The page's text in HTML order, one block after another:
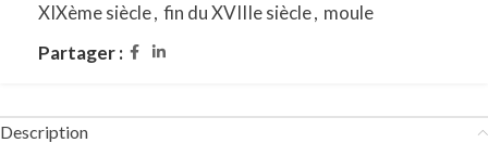
XIXème siècle, fin du XVIIIe siècle, moule
Partager :
Description